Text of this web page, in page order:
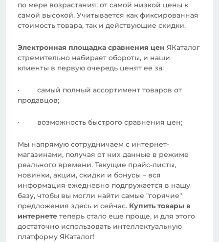
по мере возрастания: от самой низкой цены к
самой высокой. Учитывается как фиксированная
стоимость товара, так и действующие скидки.
Электронная площадка сравнения цен ЯКаталог
стремительно набирает обороты, и наши
клиенты в первую очередь ценят ее за:
· самый полный ассортимент товаров от
продавцов;
· возможность быстрого сравнения цен;
Мы напрямую сотрудничаем с интернет-
магазинами, получая от них данные в режиме
реального времени. Текущие прайс-листы,
новинки, акции, скидки и бонусы – вся
информация ежедневно подгружается в нашу
базу, чтобы вы могли найти самые "горячие"
предложения здесь и сейчас. Купить товары в
интернете теперь стало еще проще, и для этого
достаточно использовать интеллектуальную
платформу ЯКаталог!